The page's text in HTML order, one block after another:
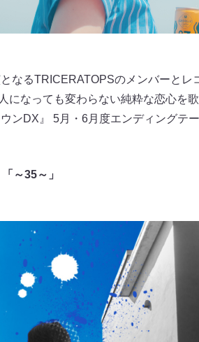
なるTRICERATOPSのメンバーと
になっても変わらない純粋な恋心を
ンDX』 5月・6月度エンディングテー
～35～」